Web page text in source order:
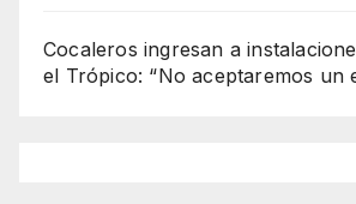
Cocaleros ingresan a
el Trópico: “No aceptaremos un